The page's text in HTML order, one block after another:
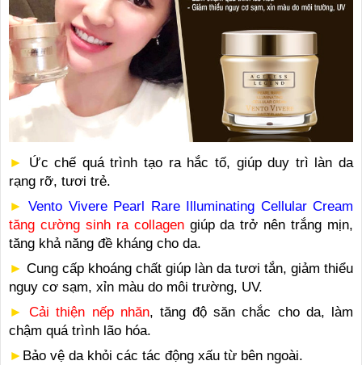
►
Ức chế quá trình tạo ra hắc tố, giúp duy trì làn da
rạng rỡ, tươi trẻ.
►
Vento Vivere Pearl Rare Illuminating Cellular Cream
tăng cường sinh ra collagengiúp da trở nên trắng mịn,
tăng khả năng đề kháng cho da.
► Cung cấp khoáng chất giúp làn da tươi tắn, giảm thiểu
nguy cơ sạm, xỉn màu do môi trường, UV.
►
Cải thiện nếp nhăn, tăng độ săn chắc cho da, làm
chậm quá trình lão hóa.
► Bảo vệ da khỏi các tác động xấu từ bên ngoài.